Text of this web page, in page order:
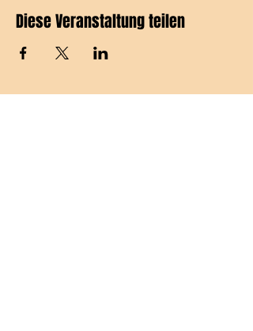
Diese Veranstaltung teilen